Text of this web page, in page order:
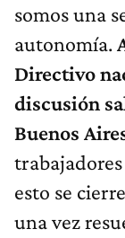
somos una
autonomía.
Directivo
discusión
Buenos
esto se
una vez